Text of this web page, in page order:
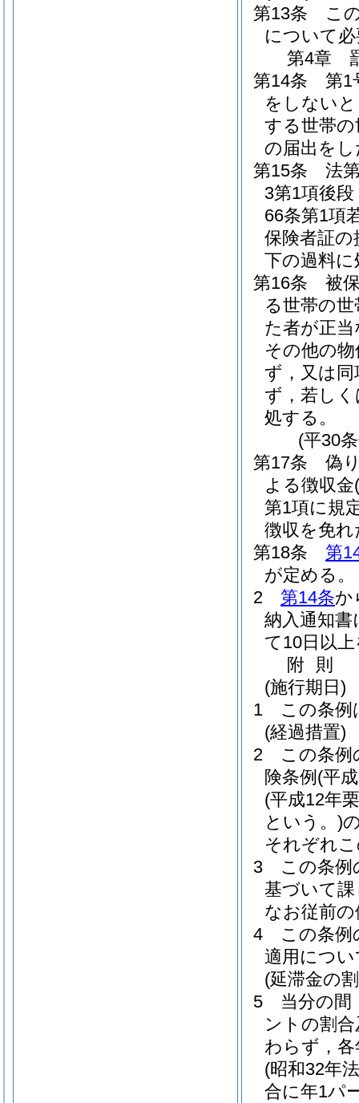
第13条
こ
について
第4章
第14条
第1
をしない
する世帯
の届出を
第15条
法
3第1項後
66条第1項
保険者証
下の過料
第16条
被
る世帯の
た者が正
その他の
ず，又は
ず，若し
処する。
(平30
第17条
偽
よる徴収金
第1項に規
徴収を免
第18条
第
が定める。
2
第14条か
納入通知
て10日以
附 則
(施行期日)
1
この条例
(経過措置)
2
この条例
険条例 (平
(平成12年
という。)
それぞれ
3
この条例
基づいて
なお従前
4
この条
適用につ
(延滞金の
5
当分の間
ントの割
わらず，
(昭和32年
合に年1パ